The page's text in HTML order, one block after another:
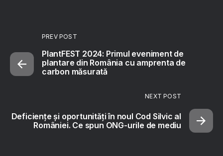
PREV POST
PlantFEST 2024: Primul eveniment de
plantare din România cu amprenta de
carbon măsurată
NEXT POST
Deficiențe și oportunități în noul Cod Silvic al
României. Ce spun ONG-urile de mediu